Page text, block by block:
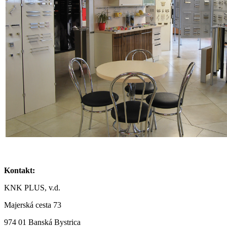
Kontakt:
KNK PLUS, v.d.
Majerská cesta 73
974 01 Banská Bystrica